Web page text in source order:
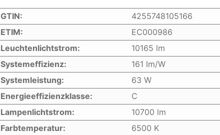
GTIN:
4255748105166
ETIM:
EC000986
Leuchtenlichtstrom:
10165 lm
Systemeffizienz:
161 lm/W
Systemleistung:
63 W
Energieeffizienzklasse:
C
Lampenlichtstrom:
10700 lm
Farbtemperatur:
6500 K